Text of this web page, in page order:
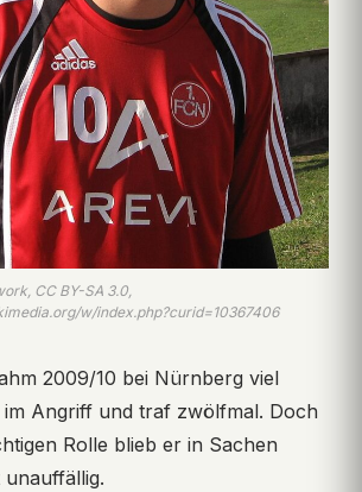
CC BY-SA 3.0,
w/index.php?curid=10367406
2009/10 bei Nürnberg viel
Angriff und traf zwölfmal. Doch
Rolle blieb er in Sachen